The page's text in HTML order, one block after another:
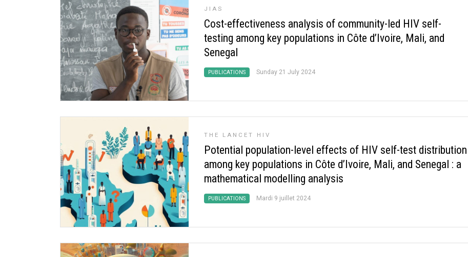
JIAS
Cost-effectiveness analysis of community-led HIV self-
testing among key populations in Côte d’Ivoire, Mali, and
Senegal
PUBLICATIONS Sunday 21 July 2024
THE LANCET HIV
Potential population-level effects of HIV self-test distribution
among key populations in Côte d’Ivoire, Mali, and Senegal : a
mathematical modelling analysis
PUBLICATIONS Mardi 9 juillet 2024